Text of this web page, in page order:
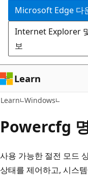
건
너
뛰
기
Microsoft Edge 다
Internet Explorer
보
Learn
Learn Windows
Powercfg
사용 가능한 절전 모드
상태를 제어하고, 시스